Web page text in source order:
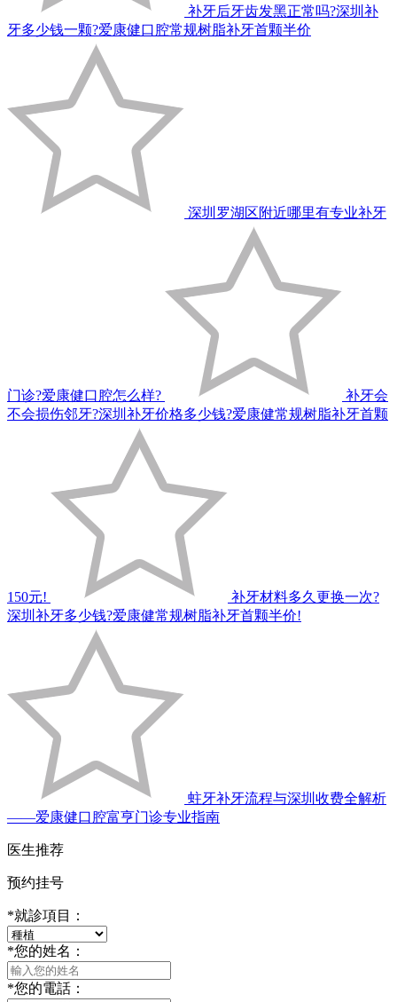
补牙后牙齿发黑正常吗?深圳补
牙多少钱一颗?爱康健口腔常规树脂补牙首颗半价
深圳罗湖区附近哪里有专业补牙
门诊?爱康健口腔怎么样?
补牙会
不会损伤邻牙?深圳补牙价格多少钱?爱康健常规树脂补牙首颗
150元!
补牙材料多久更换一次?
深圳补牙多少钱?爱康健常规树脂补牙首颗半价!
蛀牙补牙流程与深圳收费全解析
——爱康健口腔富亨门诊专业指南
医生推荐
预约挂号
*就診項目：
*您的姓名：
*您的電話：